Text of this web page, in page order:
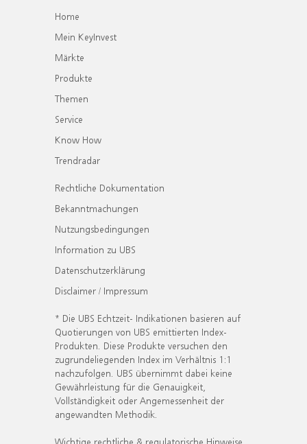
Home
Mein KeyInvest
Märkte
Produkte
Themen
Service
Know How
Trendradar
Rechtliche Dokumentation
Bekanntmachungen
Nutzungsbedingungen
Information zu UBS
Datenschutzerklärung
Disclaimer / Impressum
* Die UBS Echtzeit- Indikationen basieren auf
Quotierungen von UBS emittierten Index-
Produkten. Diese Produkte versuchen den
zugrundeliegenden Index im Verhältnis 1:1
nachzufolgen. UBS übernimmt dabei keine
Gewährleistung für die Genauigkeit,
Vollständigkeit oder Angemessenheit der
angewandten Methodik.